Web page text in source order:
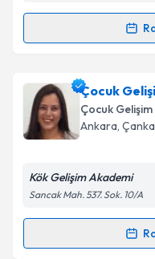
Randevu
Çocuk Gelişim
takvimi talebi
almanız için bir
bilgilendireceğiz.
Kişisel
Çocuk
Çocuk Gelişim
Ankara,
Kök Gelişim Akademi
Sancak Mah. 537. Sok. 10/A
Randevu